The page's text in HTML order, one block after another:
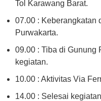
Tol Karawang Barat.
07.00 : Keberangkatan
Purwakarta.
09.00 : Tiba di Gunung
kegiatan.
10.00 : Aktivitas Via
14.00 : Selesai